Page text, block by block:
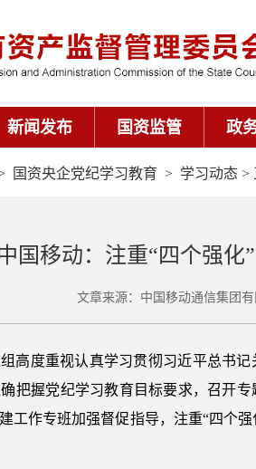
新闻发布 国资监管 政
国资央企党纪学习教育 > 学习动态 >
国移动：注重“四个强化
文章来源：中国移动通信集团
高度重视认真学习贯彻习近平总书
把握党纪学习教育目标要求，召开
工作专班加强督促指导，注重“四个